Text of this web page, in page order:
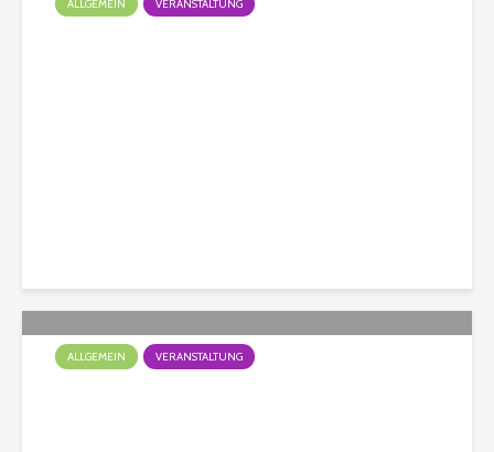
ALLGEMEIN VERANSTALTUNG
ALLGEMEIN VERANSTALTUNG